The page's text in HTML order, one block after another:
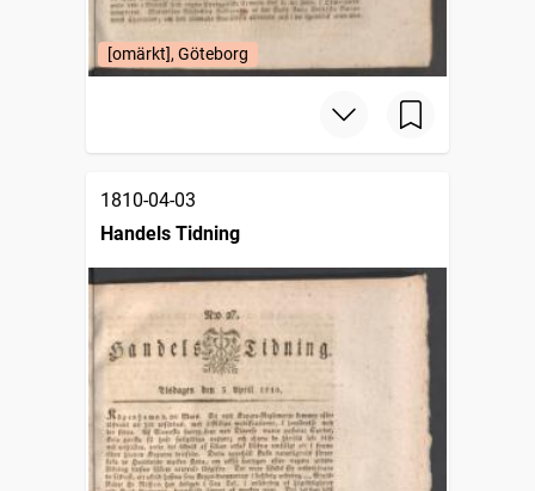
[omärkt], Göteborg
1810-04-03
Handels Tidning